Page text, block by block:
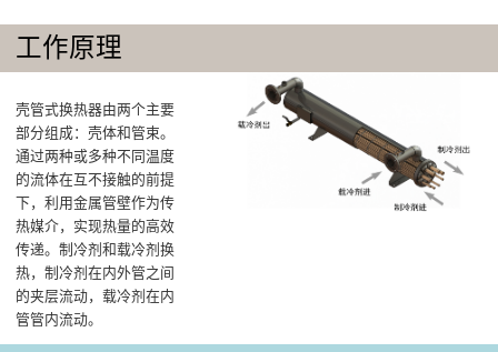
工作原理
壳管式换热器由两个主要
部分组成：壳体和管束。
通过两种或多种不同温度
的流体在互不接触的前提
下，利用金属管壁作为传
热媒介，实现热量的高效
传递。制冷剂和载冷剂换
热，制冷剂在内外管之间
的夹层流动，载冷剂在内
管管内流动。